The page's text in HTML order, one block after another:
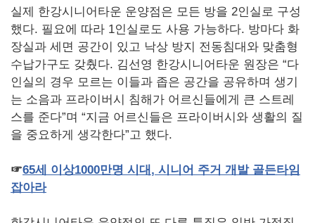
실제 한강시니어타운 운양점은 모든 방을 2인실로 구성
했다. 필요에 따라 1인실로도 사용 가능하다. 방마다 화
장실과 세면 공간이 있고 낙상 방지 전동침대와 맞춤형
수납가구도 갖췄다. 김선영 한강시니어타운 원장은 “다
인실의 경우 모르는 이들과 좁은 공간을 공유하며 생기
는 소음과 프라이버시 침해가 어르신들에게 큰 스트레
스를 준다”며 “지금 어르신들은 프라이버시와 생활의 질
을 중요하게 생각한다”고 했다.
☞65세 이상1000만명 시대 , 시니어 주거 개발 골든타임
잡아라